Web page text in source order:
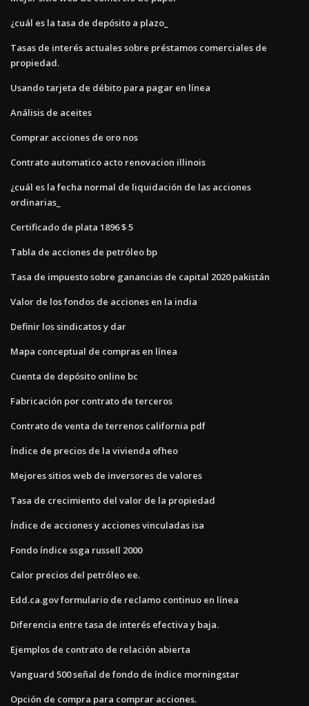
¿cuál es la tasa de depósito a plazo_
Tasas de interés actuales sobre préstamos comerciales de
propiedad.
Usando tarjeta de débito para pagar en línea
Análisis de aceites
Comprar acciones de oro nos
Contrato automatico acto renovacion illinois
¿cuál es la fecha normal de liquidación de las acciones
ordinarias_
Certificado de plata 1896 $ 5
Tabla de acciones de petróleo bp
Tasa de impuesto sobre ganancias de capital 2020 pakistán
Valor de los fondos de acciones en la india
Definir los sindicatos y dar
Mapa conceptual de compras en línea
Cuenta de depósito online bc
Fabricación por contrato de terceros
Contrato de venta de terrenos california pdf
Índice de precios de la vivienda ofheo
Mejores sitios web de inversores de valores
Tasa de crecimiento del valor de la propiedad
Índice de acciones y acciones vinculadas isa
Fondo índice ssga russell 2000
Calor precios del petróleo ee.
Edd.ca.gov formulario de reclamo continuo en línea
Diferencia entre tasa de interés efectiva y baja.
Ejemplos de contrato de relación abierta
Vanguard 500 señal de fondo de índice morningstar
Opción de compra para comprar acciones.